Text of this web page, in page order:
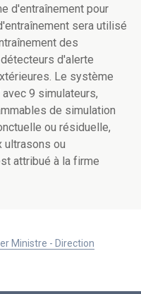
d'entraînement pour
sera utilisé
des
d'alerte
Le système
9 simulateurs,
de simulation
ou résiduelle,
ultrasons ou
attribué à la firme
Ministre - Direction